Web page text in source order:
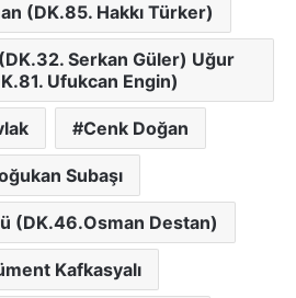
(DK.85. Hakkı Türker)
Serkan Güler) Uğur
Ufukcan Engin)
Cenk Doğan
Subaşı
(DK.46.Osman Destan)
Kafkasyalı